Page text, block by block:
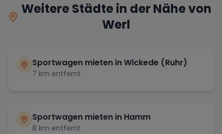
Weitere Städte in der Nähe von
Werl
Sportwagen mieten inWickede (Ruhr)
7 km entfernt
Sportwagen mieten in Hamm
8 km entfernt